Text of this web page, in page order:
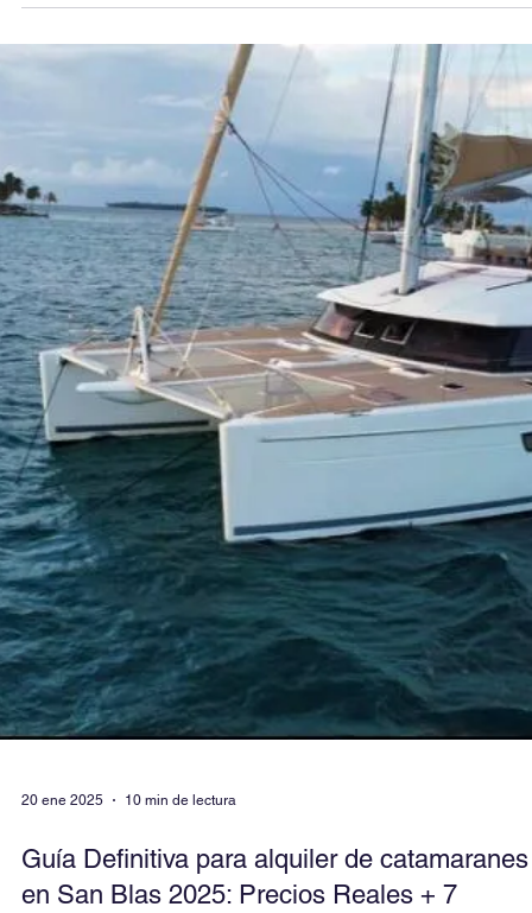
20 ene 2025 8 min de lectura
Miami vs San Diego: ¿Dónde Alquilar tu
Catamarán en 2025?
Miami vs San Diego: ¿Dónde Alquilar tu Catamarán en 2025?